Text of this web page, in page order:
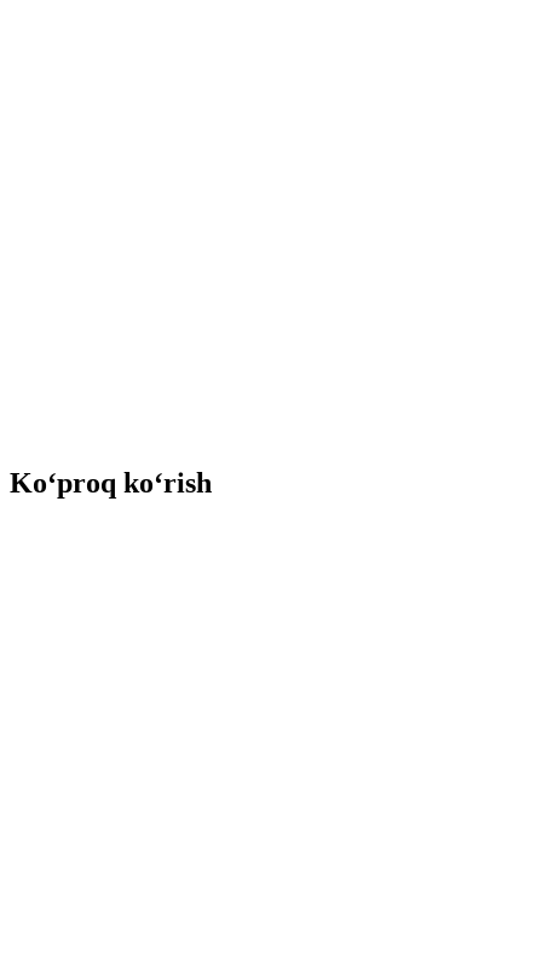
Ko‘proq ko‘rish